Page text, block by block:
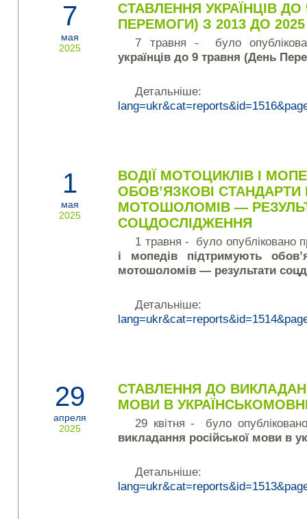
7
мая
2025
СТАВЛЕННЯ УКРАЇНЦІВ
ПЕРЕМОГИ) З 2013 ДО
7 травня - було
українців до 9 травня (День
1
мая
2025
ВОДІЇ МОТОЦИКЛІВ І
ОБОВ’ЯЗКОВІ СТАНДАРТИ
МОТОШОЛОМІВ —
СОЦДОСЛІДЖЕННЯ
1 травня - було опубліковано
і мопедів підтримують
мотошоломів — результати
29
апреля
2025
СТАВЛЕННЯ ДО
МОВИ В
29 квітня - було
викладання російської мови в